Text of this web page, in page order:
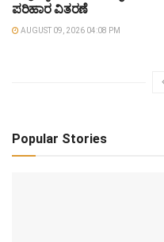
ಪರಿಹಾರ ವಿತರಣೆ
AUGUST 09, 2026 04:08 PM
Popular Stories